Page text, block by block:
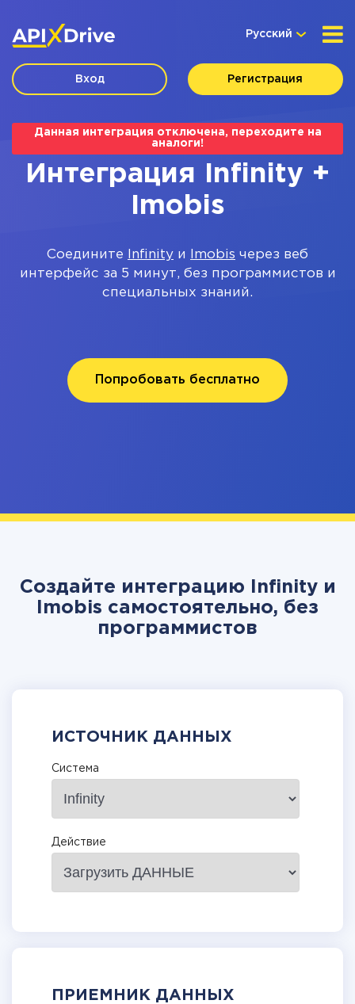
Русский
Вход Регистрация
Данная интеграция отключена, переходите на
аналоги!
Интеграция Infinity +
Imobis
Соедините Infinity и Imobis через веб
интерфейс за 5 минут, без программистов и
специальных знаний.
Попробовать бесплатно
Создайте интеграцию Infinity и
Imobis самостоятельно, без
программистов
ИСТОЧНИК ДАННЫХ
Система
Действие
ПРИЕМНИК ДАННЫХ